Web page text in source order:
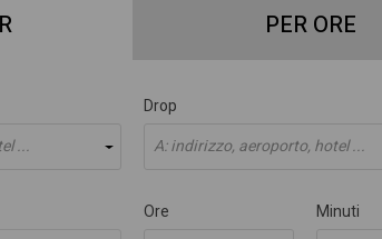
PER ORE
...
Drop
A: indirizzo, aeroporto, hotel ...
Ore
Minuti